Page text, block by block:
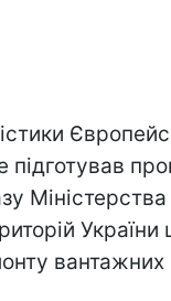
підготував
вантажних